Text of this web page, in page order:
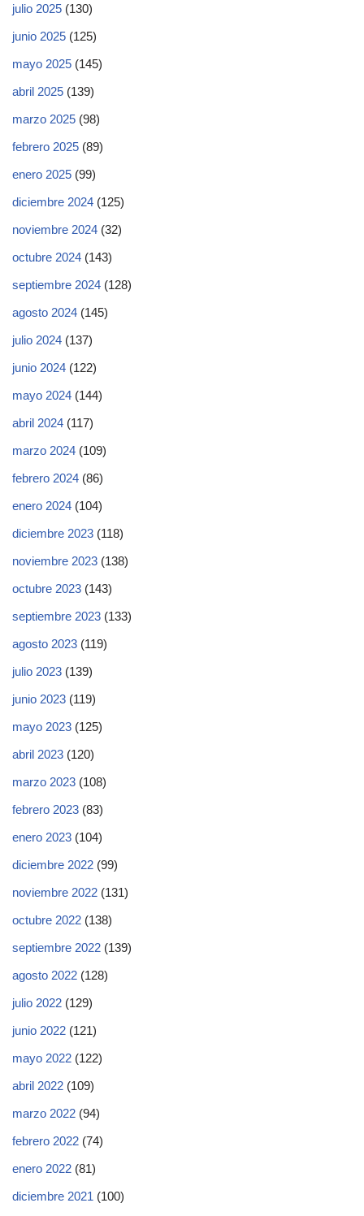
julio 2025 (130)
junio 2025 (125)
mayo 2025 (145)
abril 2025 (139)
marzo 2025 (98)
febrero 2025 (89)
enero 2025 (99)
diciembre 2024 (125)
noviembre 2024 (32)
octubre 2024 (143)
septiembre 2024 (128)
agosto 2024 (145)
julio 2024 (137)
junio 2024 (122)
mayo 2024 (144)
abril 2024 (117)
marzo 2024 (109)
febrero 2024 (86)
enero 2024 (104)
diciembre 2023 (118)
noviembre 2023 (138)
octubre 2023 (143)
septiembre 2023 (133)
agosto 2023 (119)
julio 2023 (139)
junio 2023 (119)
mayo 2023 (125)
abril 2023 (120)
marzo 2023 (108)
febrero 2023 (83)
enero 2023 (104)
diciembre 2022 (99)
noviembre 2022 (131)
octubre 2022 (138)
septiembre 2022 (139)
agosto 2022 (128)
julio 2022 (129)
junio 2022 (121)
mayo 2022 (122)
abril 2022 (109)
marzo 2022 (94)
febrero 2022 (74)
enero 2022 (81)
diciembre 2021 (100)